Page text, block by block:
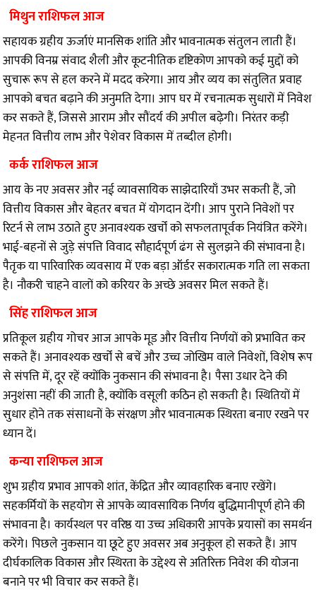
मिथुन राशिफल आज
सहायक ग्रहीय ऊर्जाएं मानसिक शांति और भावनात्मक संतुलन लाती हैं।
आपकी विनम्र संवाद शैली और कूटनीतिक दृष्टिकोण आपको कई मुद्दों को
सुचारू रूप से हल करने में मदद करेगा। आय और व्यय का संतुलित प्रवाह
आपको बचत बढ़ाने की अनुमति देगा। आप घर में रचनात्मक सुधारों में निवेश
कर सकते हैं, जिससे आराम और सौंदर्य की अपील बढ़ेगी। निरंतर कड़ी
मेहनत वित्तीय लाभ और पेशेवर विकास में तब्दील होगी।
कर्क राशिफल आज
आय के नए अवसर और नई व्यावसायिक साझेदारियाँ उभर सकती हैं, जो
वित्तीय विकास और बेहतर बचत में योगदान देंगी। आप पुराने निवेशों पर
रिटर्न से लाभ उठाते हुए अनावश्यक खर्चों को सफलतापूर्वक नियंत्रित करेंगे।
भाई-बहनों से जुड़े संपत्ति विवाद सौहार्दपूर्ण ढंग से सुलझने की संभावना है।
पैतृक या पारिवारिक व्यवसाय में एक बड़ा ऑर्डर सकारात्मक गति ला सकता
है। नौकरी चाहने वालों को करियर के अच्छे अवसर मिल सकते हैं।
सिंह राशिफल आज
प्रतिकूल ग्रहीय गोचर आज आपके मूड और वित्तीय निर्णयों को प्रभावित कर
सकते हैं। अनावश्यक खर्चों से बचें और उच्च जोखिम वाले निवेशों, विशेष रूप
से संपत्ति में, दूर रहें क्योंकि नुकसान की संभावना है। पैसा उधार देने की
अनुशंसा नहीं की जाती है, क्योंकि वसूली कठिन हो सकती है। स्थितियों में
सुधार होने तक संसाधनों के संरक्षण और भावनात्मक स्थिरता बनाए रखने पर
ध्यान दें।
कन्या राशिफल आज
शुभ ग्रहीय प्रभाव आपको शांत, केंद्रित और व्यावहारिक बनाए रखेंगे।
सहकर्मियों के सहयोग से आपके व्यावसायिक निर्णय बुद्धिमानीपूर्ण होने की
संभावना है। कार्यस्थल पर वरिष्ठ या उच्च अधिकारी आपके प्रयासों का समर्थन
करेंगे। पिछले नुकसान या छूटे हुए अवसर अब अनुकूल हो सकते हैं। आप
दीर्घकालिक विकास और स्थिरता के उद्देश्य से अतिरिक्त निवेश की योजना
बनाने पर भी विचार कर सकते हैं।